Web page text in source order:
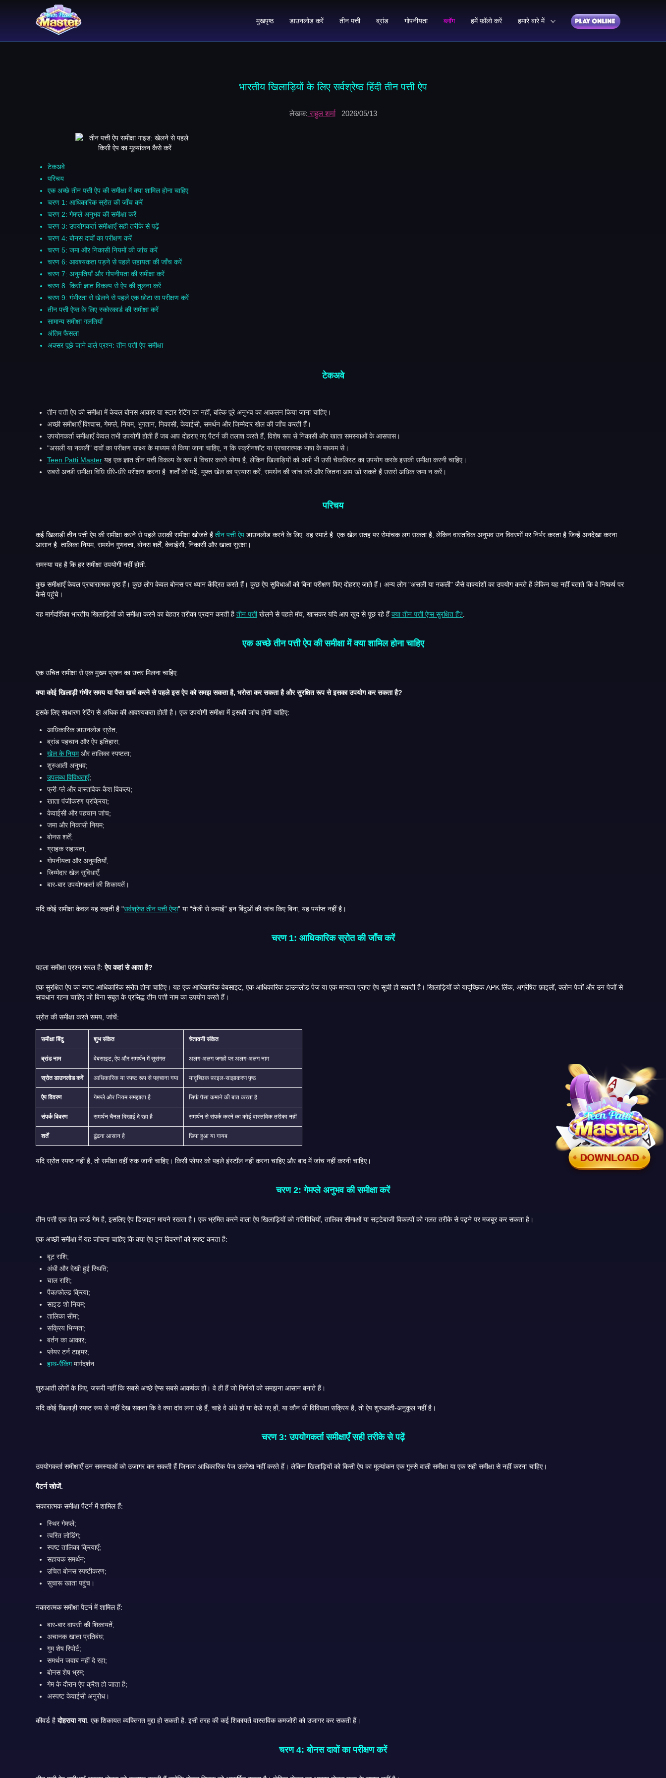
मुखपृष्ठ डाउनलोड करें तीन पत्ती ब्रांड गोपनीयता ब्लॉग हमें फ़ॉलो करें हमारे बारे में
भारतीय खिलाड़ियों के लिए सर्वश्रेष्ठ हिंदी तीन पत्ती ऐप
लेखक: राहुल शर्मा 2026/05/13
टेकअवे
परिचय
एक अच्छे तीन पत्ती ऐप की समीक्षा में क्या शामिल होना चाहिए
चरण 1: आधिकारिक स्रोत की जाँच करें
चरण 2: गेमप्ले अनुभव की समीक्षा करें
चरण 3: उपयोगकर्ता समीक्षाएँ सही तरीके से पढ़ें
चरण 4: बोनस दावों का परीक्षण करें
चरण 5: जमा और निकासी नियमों की जांच करें
चरण 6: आवश्यकता पड़ने से पहले सहायता की जाँच करें
चरण 7: अनुमतियाँ और गोपनीयता की समीक्षा करें
चरण 8: किसी ज्ञात विकल्प से ऐप की तुलना करें
चरण 9: गंभीरता से खेलने से पहले एक छोटा सा परीक्षण करें
तीन पत्ती ऐप्स के लिए स्कोरकार्ड की समीक्षा करें
सामान्य समीक्षा गलतियाँ
अंतिम फैसला
अक्सर पूछे जाने वाले प्रश्न: तीन पत्ती ऐप समीक्षा
टेकअवे
तीन पत्ती ऐप की समीक्षा में केवल बोनस आकार या स्टार रेटिंग का नहीं, बल्कि पूरे अनुभव का आकलन किया जाना चाहिए।
अच्छी समीक्षाएँ विश्वास, गेमप्ले, नियम, भुगतान, निकासी, केवाईसी, समर्थन और जिम्मेदार खेल की जाँच करती हैं।
उपयोगकर्ता समीक्षाएँ केवल तभी उपयोगी होती हैं जब आप दोहराए गए पैटर्न की तलाश करते हैं, विशेष रूप से निकासी और खाता समस्याओं के आसपास।
"असली या नकली" दावों का परीक्षण साक्ष्य के माध्यम से किया जाना चाहिए, न कि स्क्रीनशॉट या प्रचारात्मक भाषा के माध्यम से।
Teen Patti Master यह एक ज्ञात तीन पत्ती विकल्प के रूप में विचार करने योग्य है, लेकिन खिलाड़ियों को अभी भी उसी चेकलिस्ट का उपयोग करके इसकी समीक्षा करनी चाहिए।
सबसे अच्छी समीक्षा विधि धीरे-धीरे परीक्षण करना है: शर्तों को पढ़ें, मुफ्त खेल का प्रयास करें, समर्थन की जांच करें और जितना आप खो सकते हैं उससे अधिक जमा न करें।
परिचय
कई खिलाड़ी तीन पत्ती ऐप की समीक्षा करने से पहले उसकी समीक्षा खोजते हैंतीन पत्ती ऐप डाउनलोड करने के लिए. वह स्मार्ट है. एक खेल सतह पर रोमांचक लग सकता है, लेकिन वास्तविक अनुभव उन विवरणों पर निर्भर करता है जिन्हें अनदेखा करना
आसान है: तालिका नियम, समर्थन गुणवत्ता, बोनस शर्तें, केवाईसी, निकासी और खाता सुरक्षा।
समस्या यह है कि हर समीक्षा उपयोगी नहीं होती.
कुछ समीक्षाएँ केवल प्रचारात्मक पृष्ठ हैं। कुछ लोग केवल बोनस पर ध्यान केंद्रित करते हैं। कुछ ऐप सुविधाओं को बिना परीक्षण किए दोहराए जाते हैं। अन्य लोग "असली या नकली" जैसे वाक्यांशों का उपयोग करते हैं लेकिन यह नहीं बताते कि वे निष्कर्ष पर
कैसे पहुंचे।
यह मार्गदर्शिका भारतीय खिलाड़ियों को समीक्षा करने का बेहतर तरीका प्रदान करती है तीन पत्ती खेलने से पहले मंच, खासकर यदि आप खुद से पूछ रहे हैं क्या तीन पत्ती ऐप्स सुरक्षित हैं?
एक अच्छे तीन पत्ती ऐप की समीक्षा में क्या शामिल होना चाहिए
एक उचित समीक्षा से एक मुख्य प्रश्न का उत्तर मिलना चाहिए:
क्या कोई खिलाड़ी गंभीर समय या पैसा खर्च करने से पहले इस ऐप को समझ सकता है, भरोसा कर सकता है और सुरक्षित रूप से इसका उपयोग कर सकता है?
इसके लिए साधारण रेटिंग से अधिक की आवश्यकता होती है। एक उपयोगी समीक्षा में इसकी जांच होनी चाहिए:
आधिकारिक डाउनलोड स्रोत;
ब्रांड पहचान और ऐप इतिहास;
खेल के नियमऔर तालिका स्पष्टता;
शुरुआती अनुभव;
उपलब्ध विविधताएँ;
फ्री-प्ले और वास्तविक-कैश विकल्प;
खाता पंजीकरण प्रक्रिया;
केवाईसी और पहचान जांच;
जमा और निकासी नियम;
बोनस शर्तें;
ग्राहक सहायता;
गोपनीयता और अनुमतियाँ;
जिम्मेदार खेल सुविधाएँ;
बार-बार उपयोगकर्ता की शिकायतें।
यदि कोई समीक्षा केवल यह कहती है "सर्वश्रेष्ठ तीन पत्ती ऐप्स ” या “तेजी से कमाई” इन बिंदुओं की जांच किए बिना, यह पर्याप्त नहीं है।
चरण 1: आधिकारिक स्रोत की जाँच करें
पहला समीक्षा प्रश्न सरल है:ऐप कहां से आता है?
एक सुरक्षित ऐप का स्पष्ट आधिकारिक स्रोत होना चाहिए। यह एक आधिकारिक वेबसाइट, एक आधिकारिक डाउनलोड पेज या एक मान्यता प्राप्त ऐप सूची हो सकती है। खिलाड़ियों को यादृच्छिक APK लिंक, अग्रेषित फ़ाइलों, क्लोन पेजों और उन पेजों से
सावधान रहना चाहिए जो बिना सबूत के प्रसिद्ध तीन पत्ती नाम का उपयोग करते हैं।
स्रोत की समीक्षा करते समय, जांचें:
समीक्षा बिंदु शुभ संकेत चेतावनी संकेत
ब्रांड नाम वेबसाइट, ऐप और समर्थन में सुसंगत अलग-अलग जगहों पर अलग-अलग नाम
स्रोत डाउनलोड करें आधिकारिक या स्पष्ट रूप से पहचाना गया यादृच्छिक फ़ाइल-साझाकरण पृष्ठ
ऐप विवरण गेमप्ले और नियम समझाता है सिर्फ पैसा कमाने की बात करता है
संपर्क विवरण समर्थन चैनल दिखाई दे रहा है समर्थन से संपर्क करने का कोई वास्तविक तरीका नहीं
शर्तें ढूंढना आसान है छिपा हुआ या गायब
यदि स्रोत स्पष्ट नहीं है, तो समीक्षा वहीं रुक जानी चाहिए। किसी प्लेयर को पहले इंस्टॉल नहीं करना चाहिए और बाद में जांच नहीं करनी चाहिए।
चरण 2: गेमप्ले अनुभव की समीक्षा करें
तीन पत्ती एक तेज़ कार्ड गेम है, इसलिए ऐप डिज़ाइन मायने रखता है। एक भ्रमित करने वाला ऐप खिलाड़ियों को गतिविधियों, तालिका सीमाओं या सट्टेबाजी विकल्पों को गलत तरीके से पढ़ने पर मजबूर कर सकता है।
एक अच्छी समीक्षा में यह जांचना चाहिए कि क्या ऐप इन विवरणों को स्पष्ट करता है:
बूट राशि;
अंधी और देखी हुई स्थिति;
चाल राशि;
पैक/फोल्ड क्रिया;
साइड शो नियम;
तालिका सीमा;
सक्रिय भिन्नता;
बर्तन का आकार;
प्लेयर टर्न टाइमर;
हाथ-रैंकिंगमार्गदर्शन.
शुरुआती लोगों के लिए, जरूरी नहीं कि सबसे अच्छे ऐप्स सबसे आकर्षक हों। वे ही हैं जो निर्णयों को समझना आसान बनाते हैं।
यदि कोई खिलाड़ी स्पष्ट रूप से नहीं देख सकता कि वे क्या दांव लगा रहे हैं, चाहे वे अंधे हों या देखे गए हों, या कौन सी विविधता सक्रिय है, तो ऐप शुरुआती-अनुकूल नहीं है।
चरण 3: उपयोगकर्ता समीक्षाएँ सही तरीके से पढ़ें
उपयोगकर्ता समीक्षाएँ उन समस्याओं को उजागर कर सकती हैं जिनका आधिकारिक पेज उल्लेख नहीं करते हैं। लेकिन खिलाड़ियों को किसी ऐप का मूल्यांकन एक गुस्से वाली समीक्षा या एक सही समीक्षा से नहीं करना चाहिए।
पैटर्न खोजें.
सकारात्मक समीक्षा पैटर्न में शामिल हैं:
स्थिर गेमप्ले;
त्वरित लोडिंग;
स्पष्ट तालिका क्रियाएँ;
सहायक समर्थन;
उचित बोनस स्पष्टीकरण;
सुचारू खाता पहुंच।
नकारात्मक समीक्षा पैटर्न में शामिल हैं:
बार-बार वापसी की शिकायतें;
अचानक खाता प्रतिबंध;
गुम शेष रिपोर्ट;
समर्थन जवाब नहीं दे रहा;
बोनस शेष भ्रम;
गेम के दौरान ऐप क्रैश हो जाता है;
अस्पष्ट केवाईसी अनुरोध।
कीवर्ड हैदोहराया गया . एक शिकायत व्यक्तिगत मुद्दा हो सकती है. इसी तरह की कई शिकायतें वास्तविक कमजोरी को उजागर कर सकती हैं।
चरण 4: बोनस दावों का परीक्षण करें